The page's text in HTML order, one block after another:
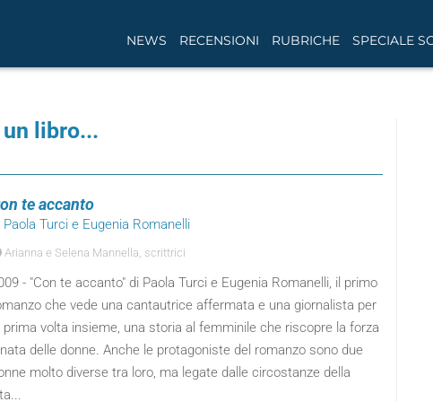
NEWS RECENSIONI RUBRICHE SPECIALE
libro...
te accanto
Paola Turci e Eugenia Romanelli
Arianna e Selena Mannella, scrittrici
- "Con te accanto" di Paola Turci e Eugenia Romanelli, il primo
che vede una cantautrice affermata e una giornalista per
prima volta insieme, una storia al femminile che riscopre la forza
delle donne. Anche le protagoniste del romanzo sono due
molto diverse tra loro, ma legate dalle circostanze della